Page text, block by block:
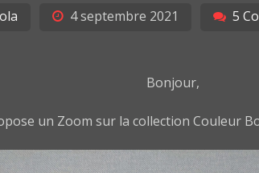
4 septembre 2021 5
Bonjour,
un Zoom sur la collection Couleur